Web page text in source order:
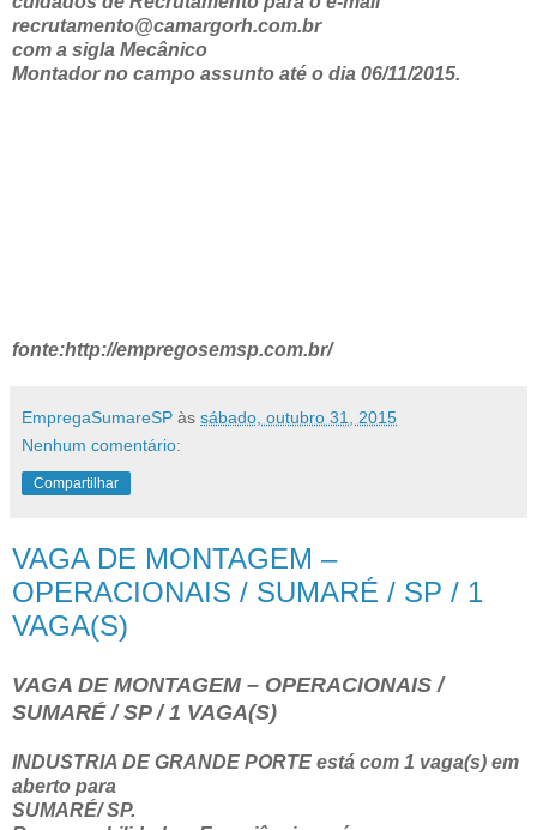
recrutamento@camargorh.com.br
com a sigla Mecânico
Montador no campo assunto até o dia 06/11/2015.
fonte:http://empregosemsp.com.br/
EmpregaSumareSP às sábado, outubro 31, 2015
Nenhum comentário:
Compartilhar
VAGA DE MONTAGEM –
OPERACIONAIS / SUMARÉ / SP / 1
VAGA(S)
VAGA DE MONTAGEM – OPERACIONAIS /
SUMARÉ / SP / 1 VAGA(S)
INDUSTRIA DE GRANDE PORTE está com 1 vaga(s) em
aberto para
SUMARÉ/ SP.